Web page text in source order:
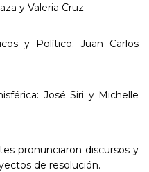
y Valeria Cruz
y Político: Juan Carlos
José Siri y Michelle
pronunciaron discursos y
de resolución.